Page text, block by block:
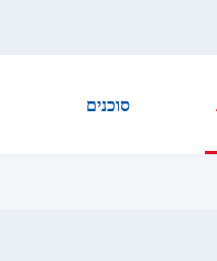
סוכנים